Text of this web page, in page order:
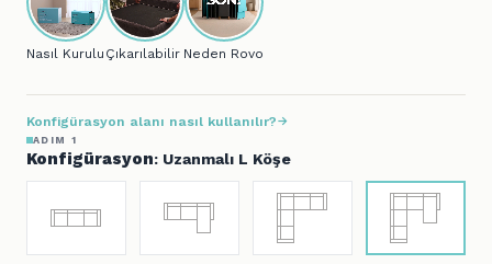
Nasıl Kurulur?Çıkarılabilir KılıfNeden Rovon?
Konfigürasyon alanı nasıl kullanılır?
ADIM 1
Konfigürasyon: Uzanmalı L Köşe